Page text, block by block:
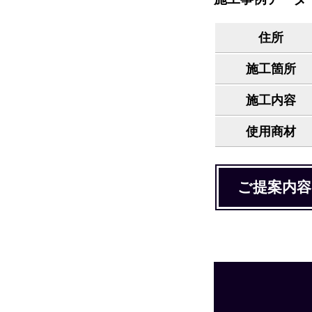
住所
施工箇所
施工内容
使用商材
ご提案内容